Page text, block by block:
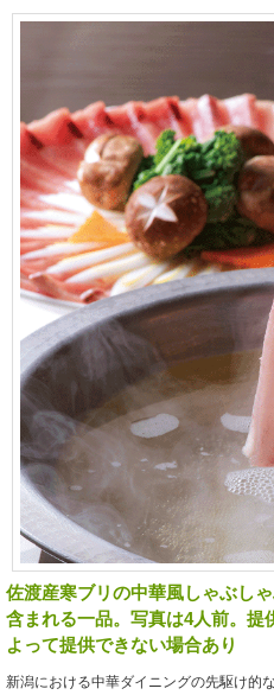
佐渡産寒ブリの中華風しゃぶし
含まれる一品。写真は4人前。提
よって提供できない場合あり
新潟における中華ダイニングの先駆け的